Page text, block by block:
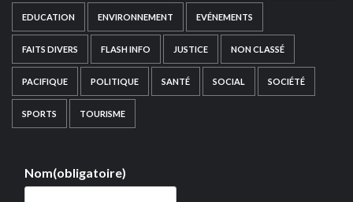
EDUCATION ENVIRONNEMENT EVÉNEMENTS
FAITS DIVERS FLASH INFO JUSTICE NON CLASSÉ
PACIFIQUE POLITIQUE SANTÉ SOCIAL SOCIÉTÉ
SPORTS TOURISME
Nom(obligatoire)